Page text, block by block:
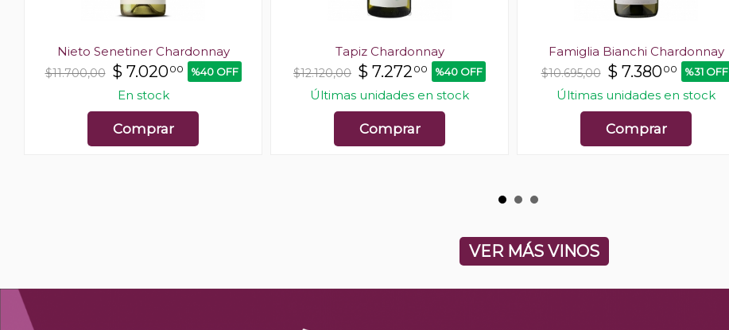
Nieto Senetiner Chardonnay
$11.700,00 $ 7.02000 %40 OFF
En stock
Comprar
Tapiz Chardonnay
$12.120,00 $ 7.272 00 %40 OFF
Últimas unidades en stock
Comprar
Famiglia Bianchi Chardonnay
$10.695,00 $ 7.38000 %31 OFF
Últimas unidades en stock
Comprar
VER MÁS VINOS